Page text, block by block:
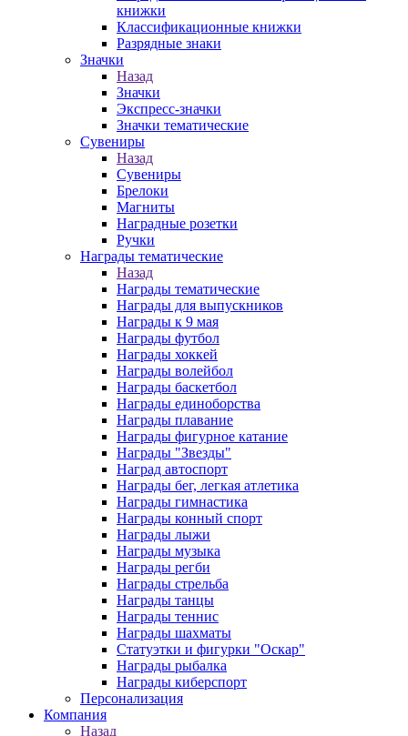
книжки
Классификационные книжки
Разрядные знаки
Значки
Назад
Значки
Экспресс-значки
Значки тематические
Сувениры
Назад
Сувениры
Брелоки
Магниты
Наградные розетки
Ручки
Награды тематические
Назад
Награды тематические
Награды для выпускников
Награды к 9 мая
Награды футбол
Награды хоккей
Награды волейбол
Награды баскетбол
Награды единоборства
Награды плавание
Награды фигурное катание
Награды "Звезды"
Наград автоспорт
Награды бег, легкая атлетика
Награды гимнастика
Награды конный спорт
Награды лыжи
Награды музыка
Награды регби
Награды стрельба
Награды танцы
Награды теннис
Награды шахматы
Статуэтки и фигурки "Оскар"
Награды рыбалка
Награды киберспорт
Персонализация
Компания
Назад